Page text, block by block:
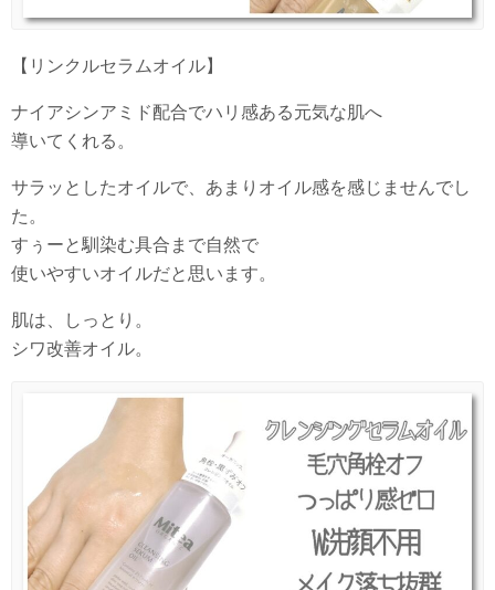
【リンクルセラムオイル】
ナイアシンアミド配合でハリ感ある元気な肌へ
導いてくれる。
サラッとしたオイルで、あまりオイル感を感じませんでし
た。
すぅーと馴染む具合まで自然で
使いやすいオイルだと思います。
肌は、しっとり。
シワ改善オイル。